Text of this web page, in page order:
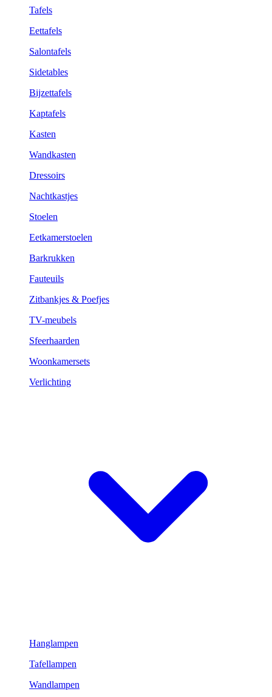
Tafels
Eettafels
Salontafels
Sidetables
Bijzettafels
Kaptafels
Kasten
Wandkasten
Dressoirs
Nachtkastjes
Stoelen
Eetkamerstoelen
Barkrukken
Fauteuils
Zitbankjes & Poefjes
TV-meubels
Sfeerhaarden
Woonkamersets
Verlichting
Hanglampen
Tafellampen
Wandlampen